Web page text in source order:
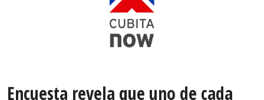
Encuesta revela que uno de cada